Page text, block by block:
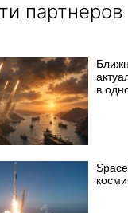
партнеров
в